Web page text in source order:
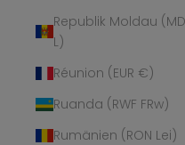
Republik Moldau
L)
Réunion (EUR €)
Ruanda (RWF FRw)
Rumänien (RON Lei)